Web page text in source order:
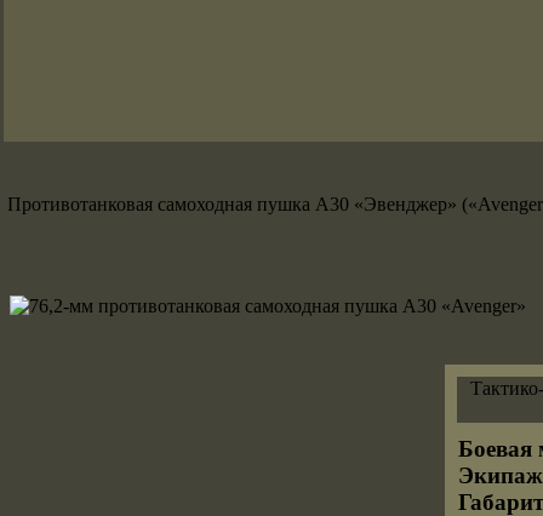
Противотанковая самоходная пушка А30 «Эвенджер»
Боевая